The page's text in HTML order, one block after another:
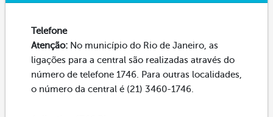
Telefone
Atenção: No município do Rio de Janeiro, as
ligações para a central são realizadas através do
número de telefone 1746. Para outras localidades,
o número da central é (21) 3460-1746.